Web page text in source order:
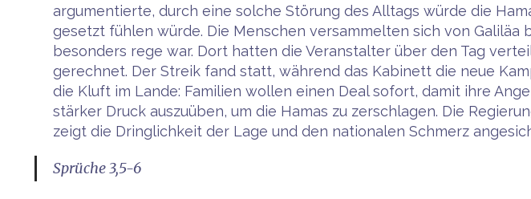
argumentierte, durch eine solche Störung des Alltags würde die
gesetzt fühlen würde. Die Menschen versammelten sich von Galiläa
besonders rege war. Dort hatten die Veranstalter über den Tag
gerechnet. Der Streik fand statt, während das Kabinett die neue
die Kluft im Lande: Familien wollen einen Deal sofort, damit ihre
stärker Druck auszuüben, um die Hamas zu zerschlagen. Die
zeigt die Dringlichkeit der Lage und den nationalen Schmerz
Sprüche 3,5-6